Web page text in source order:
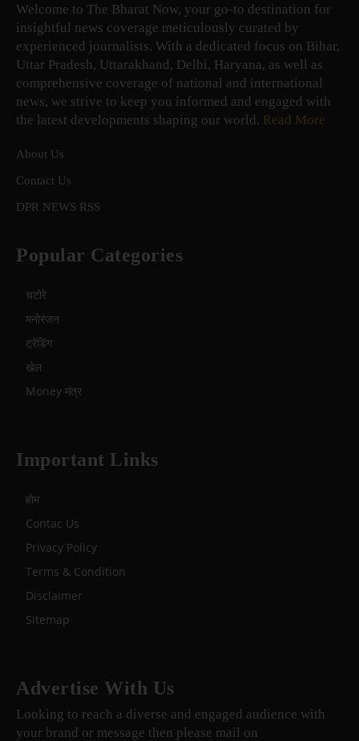
Welcome to The Bharat Now, your go-to destination for
insightful news coverage meticulously curated by
experienced journalists. With a dedicated focus on Bihar,
Uttar Pradesh, Uttarakhand, Delhi, Haryana, as well as
comprehensive coverage of national and international
news, we strive to keep you informed and engaged with
the latest developments shaping our world. Read More
About Us
Contact Us
DPR NEWS RSS
Popular Categories
चटोरे
मनोरंजन
ट्रेंडिंग
खेल
Money मंत्र
Important Links
होम
Contac Us
Privacy Policy
Terms & Condition
Disclaimer
Sitemap
Advertise With Us
Looking to reach a diverse and engaged audience with
your brand or message then please mail on